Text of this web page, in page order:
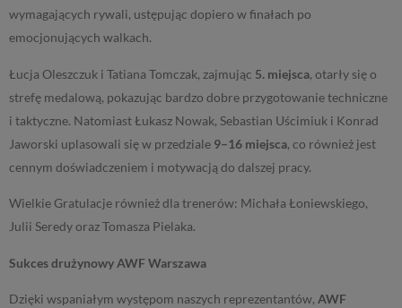
wymagających rywali, ustępując dopiero w finałach po
emocjonujących walkach.
Łucja Oleszczuk i Tatiana Tomczak, zajmując 5. miejsca, otarły się o
strefę medalową, pokazując bardzo dobre przygotowanie techniczne
i taktyczne. Natomiast Łukasz Nowak, Sebastian Uścimiuk i Konrad
Jaworski uplasowali się w przedziale 9–16 miejsca, co również jest
cennym doświadczeniem i motywacją do dalszej pracy.
Wielkie Gratulacje również dla trenerów: Michała Łoniewskiego,
Julii Seredy oraz Tomasza Pielaka.
Sukces drużynowy AWF Warszawa
Dzięki wspaniałym występom naszych reprezentantów, AWF